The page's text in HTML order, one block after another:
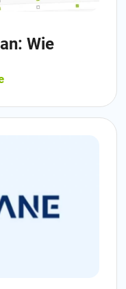
Wie